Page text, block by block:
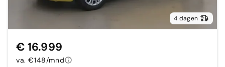
4 dagen
€ 16.999
va. €148/mnd